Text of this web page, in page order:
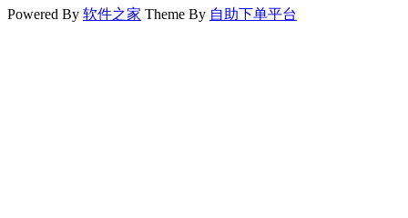
Powered By 软件之家 Theme By 自助下单平台